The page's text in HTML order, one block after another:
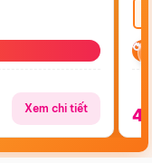
Xem chi tiết